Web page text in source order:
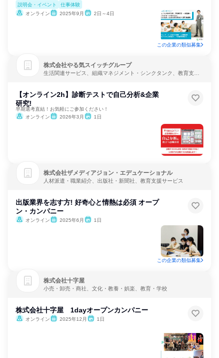
説明会・イベント
仕事体験
オンライン
2025年9月 2日～4日
この企業の類似募集
株式会社やる気スイッチグループ
生活関連サービス、組織マネジメント・シンクタンク、教育支援
【オンライン2h】診断テストで自己分析&企業
研究!
早期選考直結！お気軽にご参加ください！
オンライン
2026年3月 1日
株式会社ザメディアジョン・エデュケーショナル
人材派遣・職業紹介、出版社・新聞社、教育支援サービス
出版業界を志す方! 好奇心と情熱は必須 オープ
ン・カンパニー
オンライン 2025年6月 1日
この企業の類似募集
株式会社十字屋
小売・卸売・商社、文化・教養・娯楽、教育・学校
株式会社十字屋 1dayオープンカンパニー
オンライン 2025年12月 1日